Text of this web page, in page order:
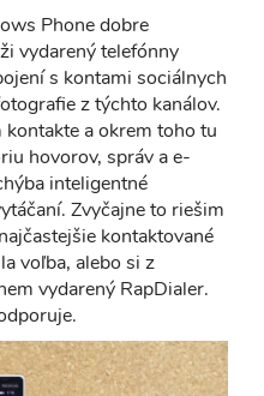
Phone dobre
vydarený telefónny
s kontami sociálnych
z týchto kanálov.
a okrem toho tu
hovorov, správ a e-
inteligentné
Zvyčajne to riešim
kontaktované
voľba, alebo si z
vydarený RapDialer.